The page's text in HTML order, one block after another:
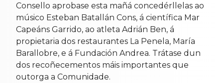
Consello aprobase esta mañá concedérllelas ao
músico Esteban Batallán Cons, á científica Mar
Capeáns Garrido, ao atleta Adrián Ben, á
propietaria dos restaurantes La Penela, María
Barallobre, e á Fundación Andrea. Trátase dun
dos recoñecementos máis importantes que
outorga a Comunidade.